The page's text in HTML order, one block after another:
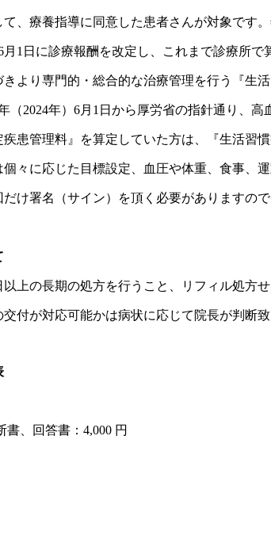
、療養指導に同意した患者さんが対象です
月1日に診療報酬を改定し、これまで診療所
より専門的・総合的な治療管理を行う『生
（2024年）6月1日から厚労省の指針通り、
患管理料』を算定していた方は、『生活習
々に応じた目標設定、血圧や体重、食事、
け署名（サイン）を頂く必要がありますの
上の長期の処方を行うこと、リフィル処方
付が対応可能かは病状に応じて院長が判断致
書、回答書：4,000 円